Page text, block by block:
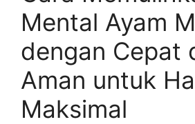
Mental Ayam
dengan Cepat
Aman untuk
Maksimal